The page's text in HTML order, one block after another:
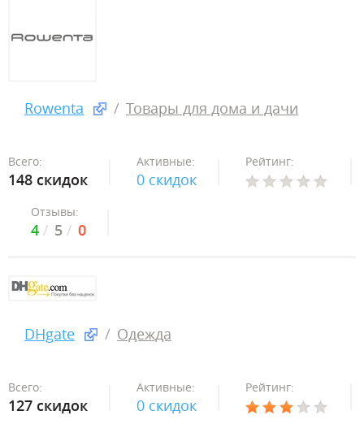
Rowenta Товары для дома и дачи
Всего:
148 скидок
Активные:
0 скидок
Рейтинг:
Отзывы:
4 5 0
DHgate Одежда
Всего:
127 скидок
Активные:
0 скидок
Рейтинг: